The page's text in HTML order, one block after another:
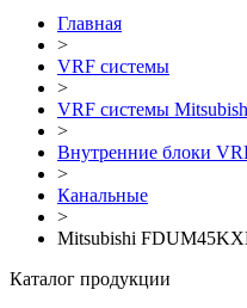
Главная
>
VRF системы
>
VRF системы
>
Внутренние блоки
>
Канальные
>
Mitsubishi
Каталог продукции